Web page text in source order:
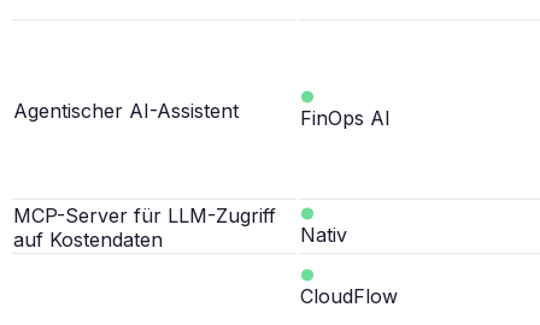
Agentischer AI-Assistent FinOps AI
MCP-Server für LLM-Zugriff
auf Kostendaten
Nativ
CloudFlow